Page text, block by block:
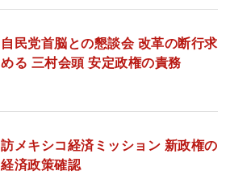
自民党首脳との懇談会 改革の断行求
める 三村会頭 安定政権の責務
訪メキシコ経済ミッション 新政権の
経済政策確認